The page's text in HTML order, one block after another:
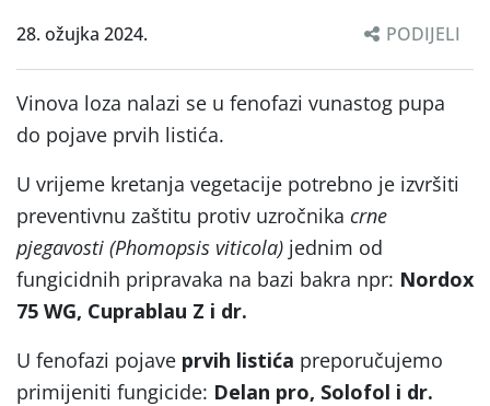
28. ožujka 2024. PODIJELI
Vinova loza nalazi se u fenofazi vunastog pupa
do pojave prvih listića.
U vrijeme kretanja vegetacije potrebno je izvršiti
preventivnu zaštitu protiv uzročnika crne
pjegavosti (Phomopsis viticola) jednim od
fungicidnih pripravaka na bazi bakra npr: Nordox
75 WG, Cuprablau Z i dr.
U fenofazi pojave prvih listića preporučujemo
primijeniti fungicide: Delan pro, Solofol i dr.